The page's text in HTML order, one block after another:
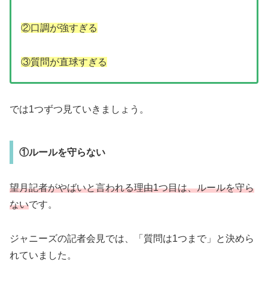
②口調が強すぎる
③質問が直球すぎる
では1つずつ見ていきましょう。
①ルールを守らない
望月記者がやばいと言われる理由1つ目は、ルールを守ら
ないです。
ジャニーズの記者会見では、「質問は1つまで」と決めら
れていました。